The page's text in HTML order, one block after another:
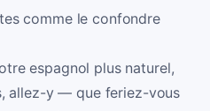
comme le confondre
espagnol plus naturel,
allez-y — que feriez-vous